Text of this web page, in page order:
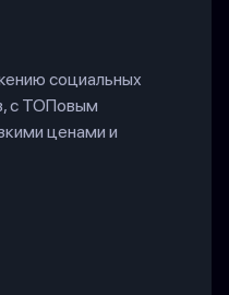
социальных
с ТОПовым
ценами и